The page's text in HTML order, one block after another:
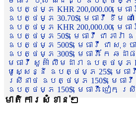
ឧបត្ថម្ភ KHR 200,000.00, មេ
ឧបត្ថម្ភ 30.70$, មេធាវី ខឹម
ឧបត្ថម្ភ KHR 200,000.00, ម
ឧបត្ថម្ភ 50$, មេធាវី ជា ភារ៉
ឧបត្ថម្ភ 500$, មេធាវី ជា សុ
ឧបត្ថម្ភ 300$, មេធាវី កែ ឆដ
មេធាវី សួគ៌ា លឹមដារា ឧបត្ថម្ភ
មូសេ្សន្នី ឧបត្ថម្ភ 25$, មេធា
ស្រីនាថ ឧបត្ថម្ភ 150$, មេធាវី
ឧបត្ថម្ភ 150$, មេធាវី ជៀក
មាតិការសំខាន់ៗ